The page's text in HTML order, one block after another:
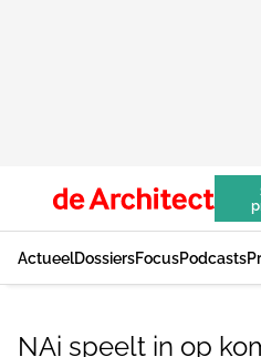
ActueelDossiersFocusPodcasts
NAi speelt in op